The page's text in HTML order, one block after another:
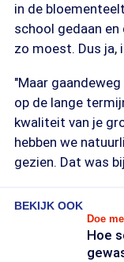
in de
school gedaan
zo moest. Dus ja,
"Maar
op de lange
kwaliteit van je
hebben we
gezien. Dat was
BEKIJK OOK
Doe
Hoe